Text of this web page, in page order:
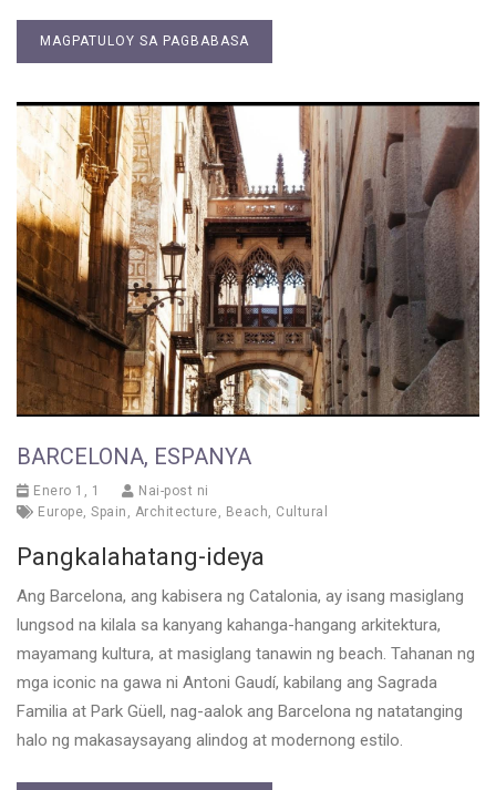
MAGPATULOY SA PAGBABASA
BARCELONA, ESPANYA
Enero 1, 1
Nai-post ni
Europe, Spain , Architecture, Beach, Cultural
Pangkalahatang-ideya
Ang Barcelona, ang kabisera ng Catalonia, ay isang masiglang
lungsod na kilala sa kanyang kahanga-hangang arkitektura,
mayamang kultura, at masiglang tanawin ng beach. Tahanan ng
mga iconic na gawa ni Antoni Gaudí, kabilang ang Sagrada
Familia at Park Güell, nag-aalok ang Barcelona ng natatanging
halo ng makasaysayang alindog at modernong estilo.